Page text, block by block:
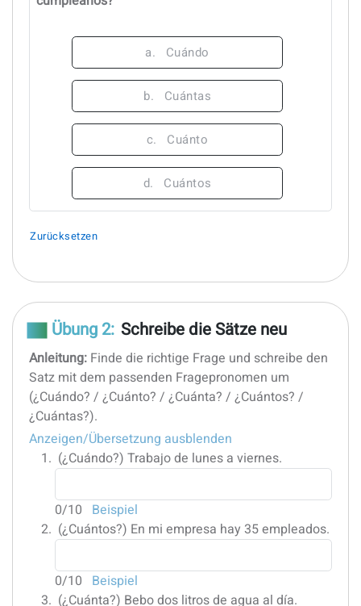
a. Cuándo
b. Cuántas
c. Cuánto
d. Cuántos
Zurücksetzen
Übung 2: Schreibe die Sätze neu
Anleitung: Finde die richtige Frage und schreibe den
Satz mit dem passenden Fragepronomen um
(¿Cuándo? / ¿Cuánto? / ¿Cuánta? / ¿Cuántos? /
¿Cuántas?).
Anzeigen/Übersetzung ausblenden
(¿Cuándo?) Trabajo de lunes a viernes.
0/10 Beispiel
(¿Cuántos?) En mi empresa hay 35 empleados.
0/10 Beispiel
(¿Cuánta?) Bebo dos litros de agua al día.